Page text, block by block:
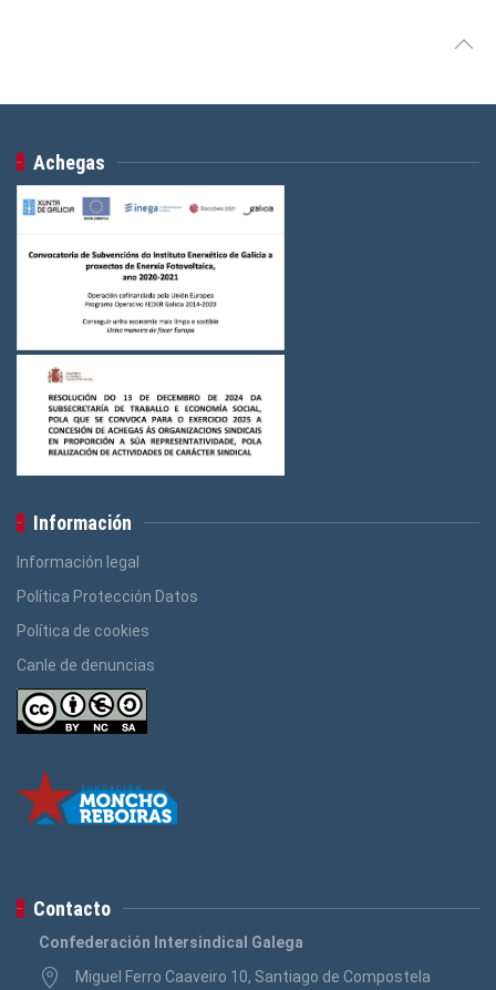
Achegas
Información
Información legal
Política Protección Datos
Política de cookies
Canle de denuncias
Contacto
Confederación Intersindical Galega
Miguel Ferro Caaveiro 10, Santiago de Compostela